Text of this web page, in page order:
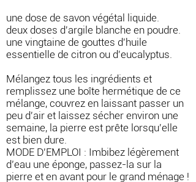
une dose de savon végétal liquide.
deux doses d'argile blanche en poudre.
une vingtaine de gouttes d'huile
essentielle de citron ou d'eucalyptus.
Mélangez tous les ingrédients et
remplissez une boîte hermétique de ce
mélange, couvrez en laissant passer un
peu d'air et laissez sécher environ une
semaine, la pierre est prête lorsqu'elle
est bien dure.
MODE D'EMPLOI : Imbibez légèrement
d’eau une éponge, passez-la sur la
pierre et en avant pour le grand ménage !